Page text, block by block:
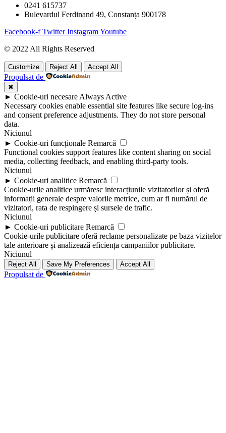
0241 615737
Bulevardul Ferdinand 49, Constanța 900178
Facebook-f Twitter InstagramYoutube
© 2022 All Rights Reserved
Customize Reject All Accept All
Propulsat de
✖
► Cookie-uri necesare Always Active
Necessary cookies enable essential site features like secure log-ins
and consent preference adjustments. They do not store personal
data.
Niciunul
► Cookie-uri funcționale Remarcă
Functional cookies support features like content sharing on social
media, collecting feedback, and enabling third-party tools.
Niciunul
► Cookie-uri analitice Remarcă
Cookie-urile analitice urmăresc interacțiunile vizitatorilor și oferă
informații generale despre valorile metrice, cum ar fi numărul de
vizitatori, rata de respingere și sursele de trafic.
Niciunul
► Cookie-uri publicitare Remarcă
Cookie-urile publicitare oferă reclame personalizate pe baza vizitelor
tale anterioare și analizează eficiența campaniilor publicitare.
Niciunul
Reject All Save My Preferences Accept All
Propulsat de